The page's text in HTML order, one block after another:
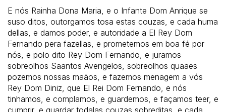
E nós Rainha Dona Maria, e o Infante Dom Anrique se
suso ditos, outorgamos tosa estas couzas, e cada huma
dellas, e damos poder, e autoridade a El Rey Dom
Fernando pera fazellas, e prometemos em boa fé por
nós, e polo dito Rey Dom Fernando, e juramos
sobreolhos Saantos Avengelos, sobreolhos quaaes
pozemos nossas maãos, e fazemos menagem a vós
Rey Dom Diniz, que El Rei Dom Fernando, e nós
tinhamos, e complamos, e guardemos, e façamos teer, e